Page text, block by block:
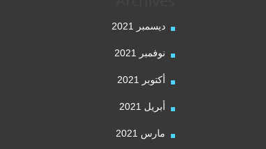
ديسمبر 2021
نوفمبر 2021
أكتوبر 2021
أبريل 2021
مارس 2021